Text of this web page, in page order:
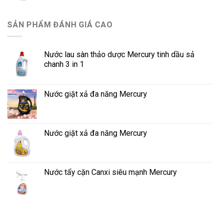
SẢN PHẨM ĐÁNH GIÁ CAO
Nước lau sàn thảo dược Mercury tinh dầu sả
chanh 3 in 1
Nước giặt xả đa năng Mercury
Nước giặt xả đa năng Mercury
Nước tẩy cặn Canxi siêu mạnh Mercury